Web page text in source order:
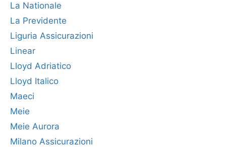
La Nationale
La Previdente
Liguria Assicurazioni
Linear
Lloyd Adriatico
Lloyd Italico
Maeci
Meie
Meie Aurora
Milano Assicurazioni